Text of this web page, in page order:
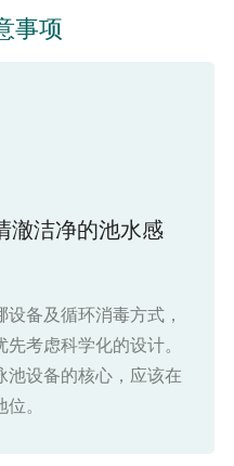
事项
澈洁净的池水感
备及循环消毒方式，
考虑科学化的设计。
池设备的核心，应该在
。